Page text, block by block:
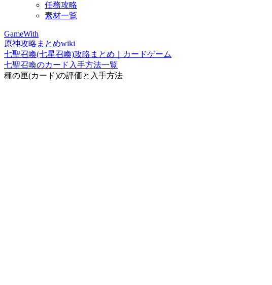
任務攻略
素材一覧
GameWith
原神攻略まとめwiki
七聖召喚(七星召喚)攻略まとめ｜カードゲーム
七聖召喚のカード入手方法一覧
種の匣(カード)の評価と入手方法